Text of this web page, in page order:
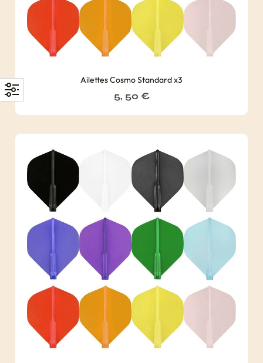
Ailettes Cosmo Standard x3
5, 50 €